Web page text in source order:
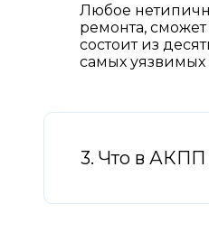
Любое
ремонта,
состоит из
самых уязвимых
3. Что в АКПП